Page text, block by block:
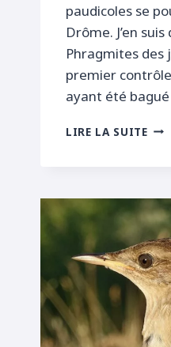
paudicoles se
Drôme. J’en
Phragmites des
premier
ayant été
LIRE LA SUITE